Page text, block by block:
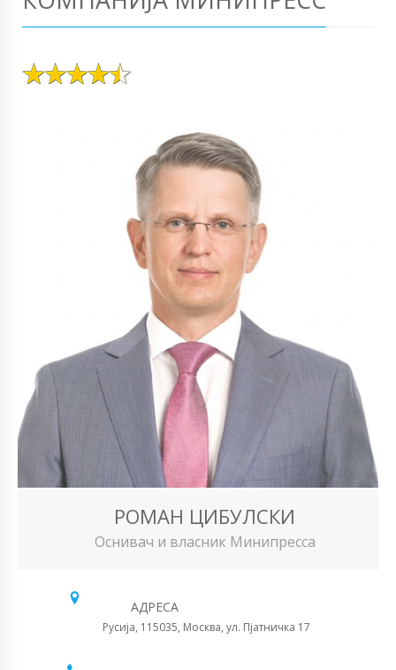
РОМАН ЦИБУЛСКИ
Оснивач и власник Минипресса
АДРЕСА
Русија, 115035, Москва, ул. Пјатничка 17